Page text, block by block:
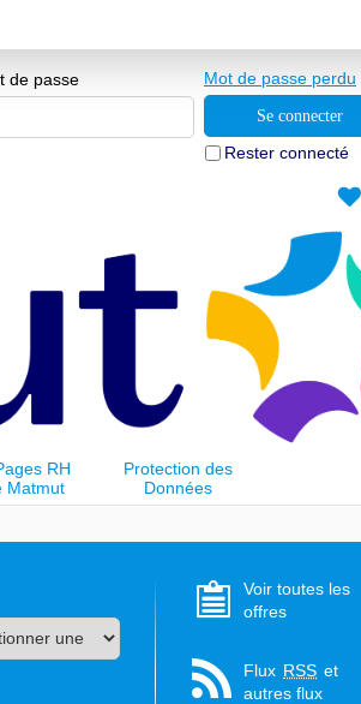
de passe
Rester connecté
Mot de passe perdu
RH
Matmut
Protection des
Données
Personnelles
Voir toutes les
offres
Flux RSS et
autres flux